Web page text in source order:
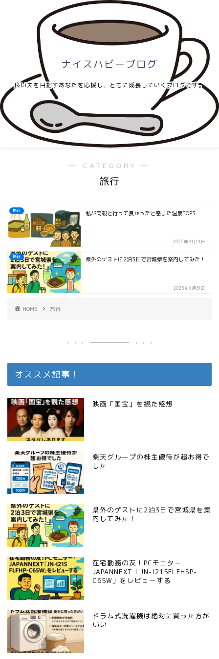
ナイスハビーブログ
良い夫を目指すあなたを応援し、ともに成長していくブログです。
― CATEGORY ―
旅行
旅行 私が両親と行って良かったと感じた温泉TOP3
2025年9月14日
旅行 県外のゲストに2泊3日で宮城県を案内してみた！
2025年8月31日
HOME 旅行
オススメ記事！
映画「国宝」を観た感想
楽天グループの株主優待が超お得で
した
県外のゲストに2泊3日で宮城県を案
内してみた！
在宅勤務の友！PCモニター
JAPANNEXT「JN-I215FLFHSP-
C65W」をレビューする
ドラム式洗濯機は絶対に買った方が
いい